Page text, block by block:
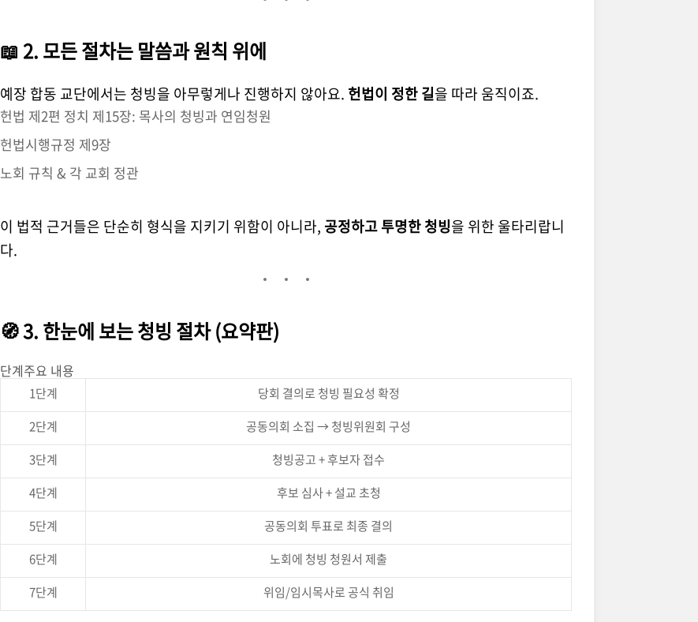
📖 2. 모든 절차는 말씀과 원칙 위에
예장 합동 교단에서는 청빙을 아무렇게나 진행하지 않아요. 헌법이 정한 길을 따라 움직이죠.
헌법 제2편 정치 제15장: 목사의 청빙과 연임청원
헌법시행규정 제9장
노회 규칙 & 각 교회 정관
이 법적 근거들은 단순히 형식을 지키기 위함이 아니라, 공정하고 투명한 청빙을 위한 울타리랍니
다.
🧭 3. 한눈에 보는 청빙 절차 (요약판)
단계주요 내용
1단계
당회 결의로 청빙 필요성 확정
2단계
공동의회 소집 → 청빙위원회 구성
3단계
청빙공고 + 후보자 접수
4단계
후보 심사 + 설교 초청
5단계
공동의회 투표로 최종 결의
6단계
노회에 청빙 청원서 제출
7단계
위임/임시목사로 공식 취임